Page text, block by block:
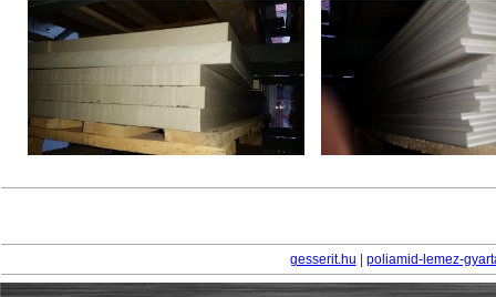
gesserit.hu poliamid-lemez-